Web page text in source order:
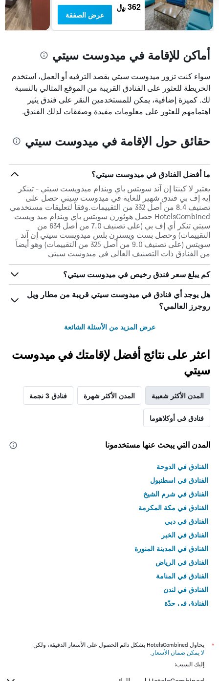
362 ﷼
عرض الصفقة
أماكن للإقامة في ميدوست سيتي
سواء كنت تزور ميدوست سيتي بقصد الترفيه أو العمل، استخدم
الخريطة للعثور على الفنادق القريبة من الموقع المثالي بالنسبة
لك. كميزة إضافية، يمكن للمستخدمين النقر على فندق يثير
اهتمامهم للعثور على معلومات مفيدة وصفقات لذلك الفندق.
حقائق حول الإقامة في ميدوست سيتي
ما أفضل الفنادق في ميدوست سيتي؟
يعتبر لا كينتا إن آند سويتس باي ويندام ميدويست سيتي - تينكر
إيه إف بي فندق شهير للغاية في ميدوست سيتي حصل على
تصنيف 8.4 من أصل 332 من التقييمات.وفقاً لتعليقات مستخدمي
HotelsCombined حصل هوثورن سويتس باي ويندام ميد ويست
سيتي تنكر أي إف بي (على تصنيف 7.0 من أصل 634 من
التقييمات) وحصل بست ويسترن بلس ميدويست سيتي إن آند
سويتس (على تصنيف 9.0 من أصل 325 من التقييمات) وهو أيضاً
من الفنادق ذات التصنيف العالي في ميدوست سيتي
كم يبلغ سعر فندق رخيص في ميدوست سيتي؟
هل يوجد أي فنادق في ميدوست سيتي قريبة من مطار ويل
روجرز العالمي؟
عرض المزيد من الأسئلة الشائعة
اعثر على نتائج أفضل لإقامتك في ميدوست
سيتي
المدن الأكثر شعبية المدن الأكثر شهرة فنادق 3 نجمة
فنادق في أوكلاهوما
المدن التي يبحث عنها مستخدمونا
الفنادق في الدوحة
الفنادق في اسطنبول
الفنادق في شرم الشيخ
الفنادق في مكة المكرمة
الفنادق في دبي
الفنادق في الخبر
الفنادق في المدينة المنورة
الفنادق في الرياض
الفنادق في المنامة
الفنادق في لندن
الفنادق في جدّة
*
يحاول HotelsCombined بشكل دائم الحصول على الأسعار الدقيقة، ولكن
لا يمكن ضمان الأسعار .
إليك السبب: